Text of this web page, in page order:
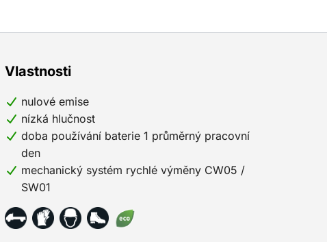
Vlastnosti
nulové emise
nízká hlučnost
doba používání baterie 1 průměrný pracovní
den
mechanický systém rychlé výměny CW05 /
SW01